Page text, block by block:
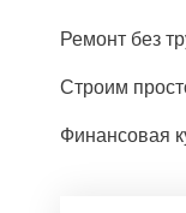
Ремонт без
Строим
Финансовая